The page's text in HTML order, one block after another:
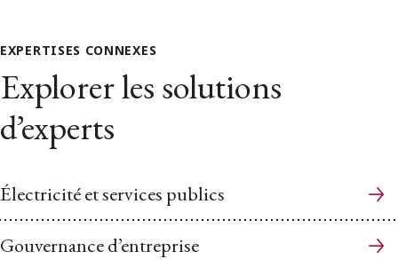
EXPERTISES CONNEXES
Explorer les solutions
d’experts
Électricité et services publics
Gouvernance d’entreprise